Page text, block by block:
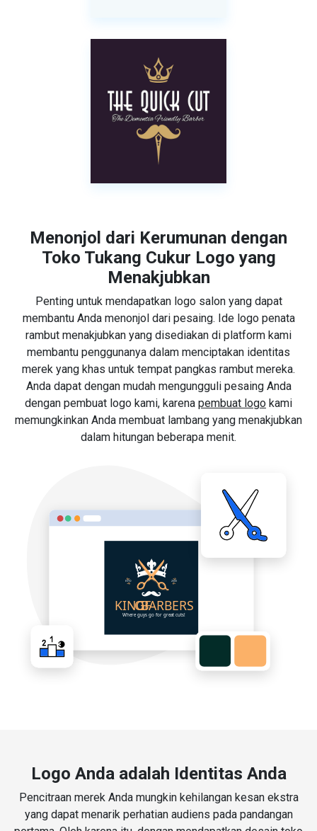
Menonjol dari Kerumunan dengan
Toko Tukang Cukur Logo yang
Menakjubkan
Penting untuk mendapatkan logo salon yang dapat
membantu Anda menonjol dari pesaing. Ide logo penata
rambut menakjubkan yang disediakan di platform kami
membantu penggunanya dalam menciptakan identitas
merek yang khas untuk tempat pangkas rambut mereka.
Anda dapat dengan mudah mengungguli pesaing Anda
dengan pembuat logo kami, karena pembuat logo kami
memungkinkan Anda membuat lambang yang menakjubkan
dalam hitungan beberapa menit.
Logo Anda adalah Identitas Anda
Pencitraan merek Anda mungkin kehilangan kesan ekstra
yang dapat menarik perhatian audiens pada pandangan